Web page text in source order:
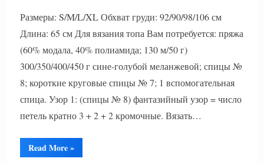
Размеры: S/M/L/XL Обхват груди: 92/90/98/106 см
Длина: 65 см Для вязания топа Вам потребуется: пряжа
(60% модала, 40% полиамида; 130 м/50 г)
300/350/400/450 г сине-голубой меланжевой; спицы №
8; короткие круговые спицы № 7; 1 вспомогательная
спица. Узор 1: (спицы № 8) фантазийный узор = число
петель кратно 3 + 2 + 2 кромочные. Вязать…
Read More“Меланжевый
топ
»